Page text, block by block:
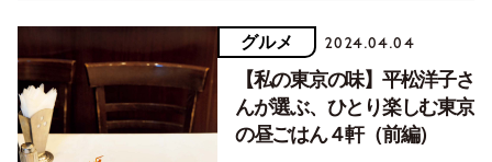
グルメ 2024.04.04
【私の東京の味】平松洋子さ
んが選ぶ、ひとり楽しむ東京
の昼ごはん４軒（前編）